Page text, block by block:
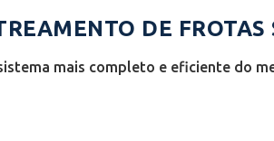
DE
mais completo e eficiente do